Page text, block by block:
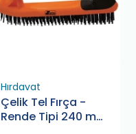
Hırdavat
Çelik Tel Fırça -
Rende Tipi 240 mm